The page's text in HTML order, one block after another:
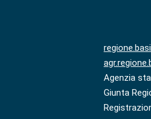
Agenzia
Giunta